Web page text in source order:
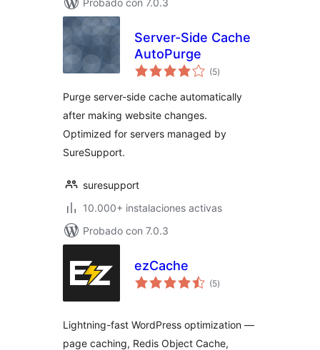
Probado con 7.0.3
Server-Side Cache
AutoPurge
(5valoraciones
en
)
Purge server-side cache automatically
after making website changes.
Optimized for servers managed by
SureSupport.
suresupport
10.000+ instalaciones activas
Probado con 7.0.3
ezCache
(5valoraciones
en
)
Lightning-fast WordPress optimization —
page caching, Redis Object Cache,